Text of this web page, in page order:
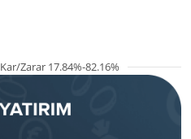
Zarar 17.84%-82.16%